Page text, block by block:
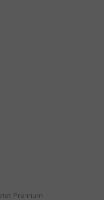
Premium